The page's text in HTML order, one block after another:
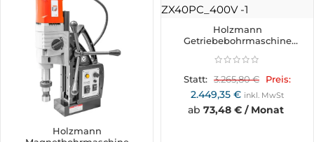
Holzmann
Holzmann
Getriebebohrmaschine
Statt: 3.265,80€ Preis:
2.449,35 € inkl. MwSt
ab 73,48 € / Monat